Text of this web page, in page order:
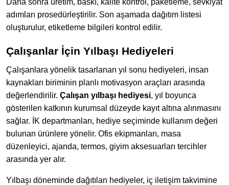
adımları prosedürleştirilir. Son aşamada dağıtım listesi
oluşturulur, etiketleme bilgileri kontrol edilir.
Çalışanlar İçin Yılbaşı Hediyeleri
Çalışanlara yönelik tasarlanan yıl sonu hediyeleri, insan
kaynakları biriminin planlı motivasyon araçları arasında
değerlendirilir. Çalışan yılbaşı hediyesi, yıl boyunca
gösterilen katkının kurumsal düzeyde kayıt altına alınmasını
sağlar. İK departmanları, hediye seçiminde kullanım değeri
bulunan ürünlere yönelir. Ofis ekipmanları, masa
düzenleyici, ajanda, termos, giyim aksesuarları tercihler
arasında yer alır.
Yılbaşı döneminde dağıtılan hediyeler, iç iletişim takvimine